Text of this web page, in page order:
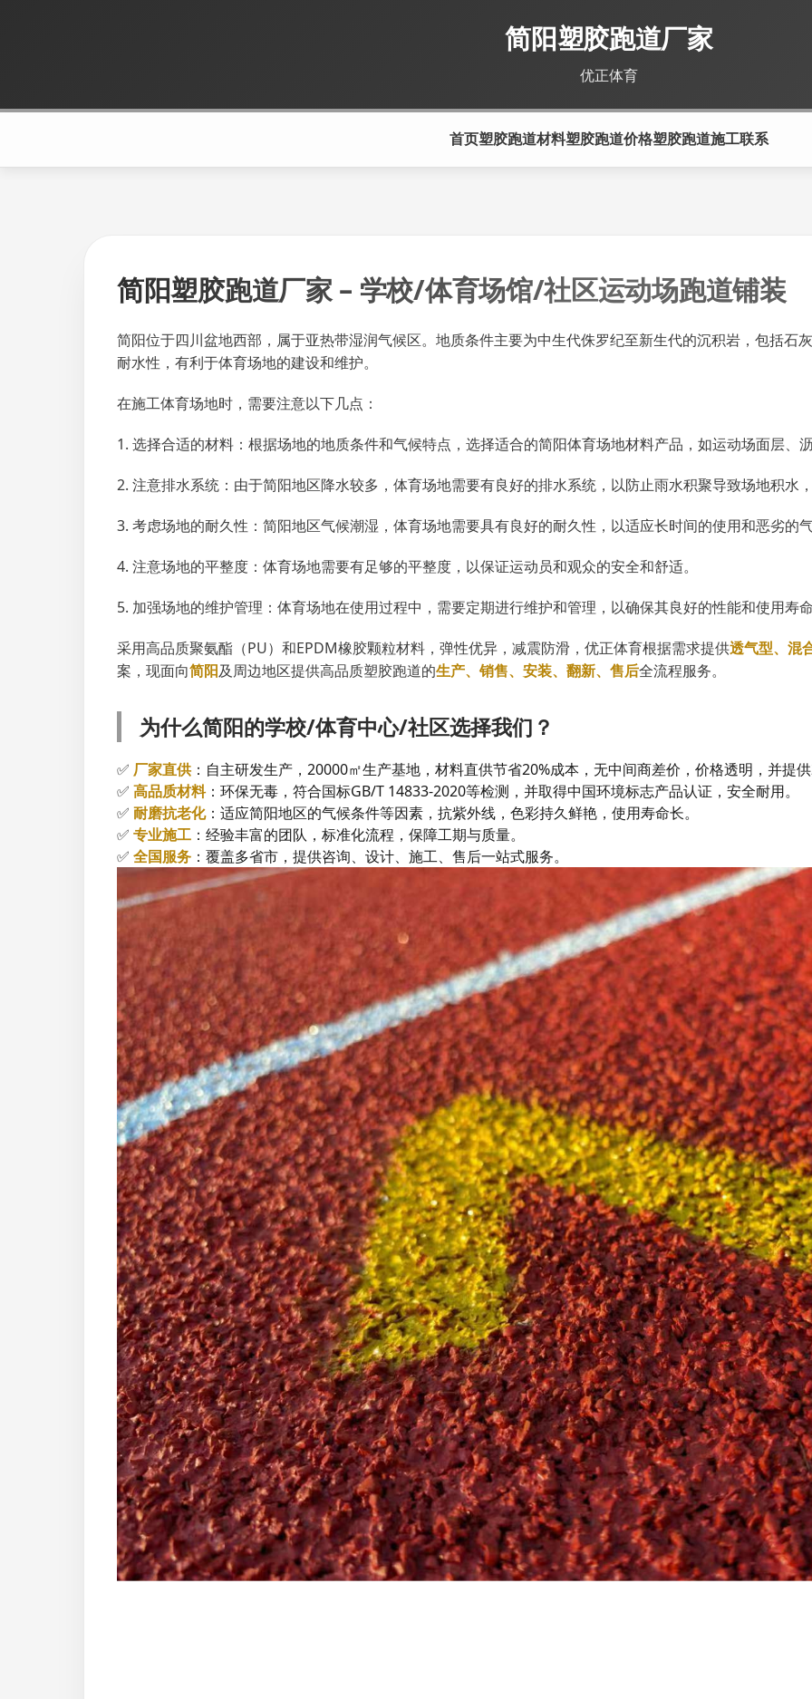
简阳塑胶跑道厂家
优正体育
首页塑胶跑道材料塑胶跑道价格塑胶跑道施工联系
简阳塑胶跑道厂家 – 学校/体育场馆/社区运动场跑道铺装
简阳位于四川盆地西部，属于亚热带湿润气候区。地质条件主要为中生代侏罗纪至新生代的沉积岩，包括石
耐水性，有利于体育场地的建设和维护。
在施工体育场地时，需要注意以下几点：
1. 选择合适的材料：根据场地的地质条件和气候特点，选择适合的简阳体育场地材料产品，如运动场面层、沥
2. 注意排水系统：由于简阳地区降水较多，体育场地需要有良好的排水系统，以防止雨水积聚导致场地积水
3. 考虑场地的耐久性：简阳地区气候潮湿，体育场地需要具有良好的耐久性，以适应长时间的使用和恶劣的气
4. 注意场地的平整度：体育场地需要有足够的平整度，以保证运动员和观众的安全和舒适。
5. 加强场地的维护管理：体育场地在使用过程中，需要定期进行维护和管理，以确保其良好的性能和使用寿命
采用高品质聚氨酯（PU）和EPDM橡胶颗粒材料，弹性优异，减震防滑，优正体育根据需求提供透气型、混
案，现面向简阳及周边地区提供高品质塑胶跑道的生产、销售、安装、翻新、售后全流程服务。
为什么简阳的学校/体育中心/社区选择我们？
✅ 厂家直供：自主研发生产，20000㎡生产基地，材料直供节省20%成本，无中间商差价，价格透明，并提供
✅ 高品质材料：环保无毒，符合国标GB/T 14833-2020等检测，并取得中国环境标志产品认证，安全耐用。
✅ 耐磨抗老化：适应简阳地区的气候条件等因素，抗紫外线，色彩持久鲜艳，使用寿命长。
✅ 专业施工 ：经验丰富的团队，标准化流程，保障工期与质量。
✅ 全国服务 ：覆盖多省市，提供咨询、设计、施工、售后一站式服务。